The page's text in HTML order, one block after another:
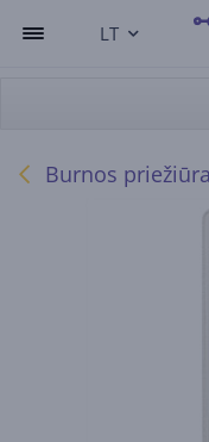
LT
Burnos priežiūra